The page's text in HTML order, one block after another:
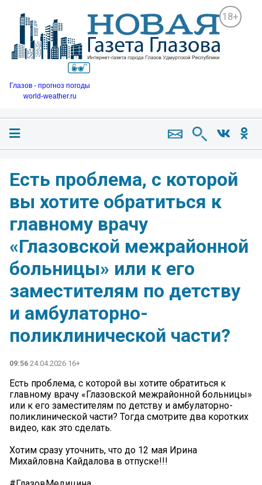
18+
Глазов - прогноз погоды
world-weather.ru
Есть проблема, с которой
вы хотите обратиться к
главному врачу
«Глазовской межрайонной
больницы» или к его
заместителям по детству
и амбулаторно-
поликлинической части?
09:56 24.04.2026 16+
Есть проблема, с которой вы хотите обратиться к
главному врачу «Глазовской межрайонной больницы»
или к его заместителям по детству и амбулаторно-
поликлинической части? Тогда смотрите два коротких
видео, как это сделать.
Хотим сразу уточнить, что до 12 мая Ирина
Михайловна Кайдалова в отпуске!!!